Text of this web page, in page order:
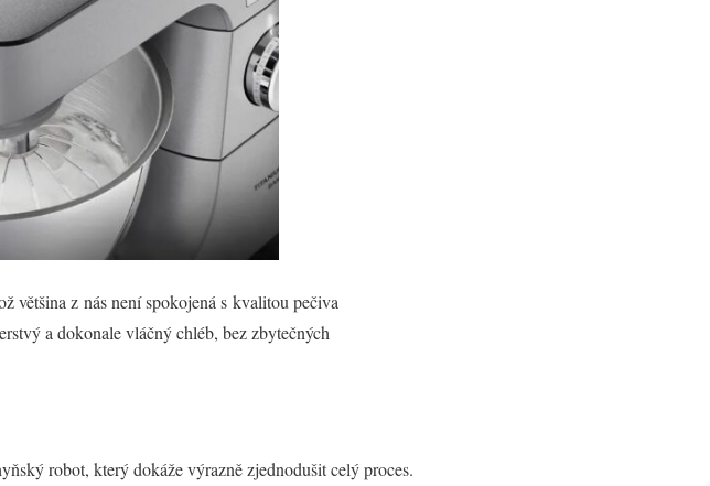
většina z nás není spokojená s kvalitou pečiva
a dokonale vláčný chléb, bez zbytečných
robot, který dokáže výrazně zjednodušit celý proces.